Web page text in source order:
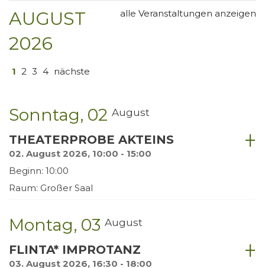
alle Veranstaltungen anzeigen
AUGUST
2026
1 2 3 4 nächste
Sonntag 02 August
THEATERPROBE AKTEINS
02. August 2026, 10:00 - 15:00
Beginn: 10:00
Raum: Großer Saal
Montag 03 August
FLINTA* IMPROTANZ
03. August 2026, 16:30 - 18:00